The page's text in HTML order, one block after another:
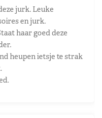
jurk. Leuke
en jurk.
haar goed deze
heupen ietsje te strak